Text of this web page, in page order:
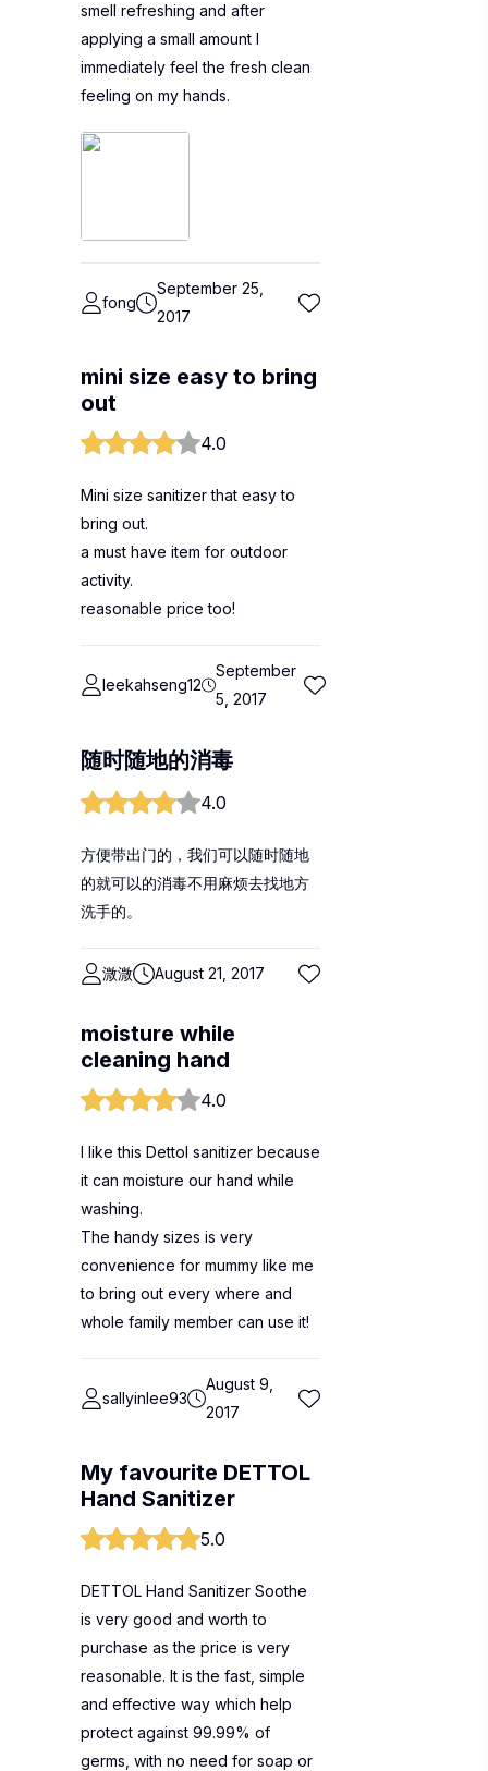
smell refreshing and after
applying a small amount I
immediately feel the fresh clean
feeling on my hands.
fong
September 25,
2017
mini size easy to bring
out
4.0
Mini size sanitizer that easy to
bring out.
a must have item for outdoor
activity.
reasonable price too!
leekahseng12
September
5, 2017
随时随地的消毒
4.0
方便带出门的，我们可以随时随地
的就可以的消毒不用麻烦去找地方
洗手的。
溦溦 August 21, 2017
moisture while
cleaning hand
4.0
I like this Dettol sanitizer because
it can moisture our hand while
washing.
The handy sizes is very
convenience for mummy like me
to bring out every where and
whole family member can use it!
sallyinlee93
August 9,
2017
My favourite DETTOL
Hand Sanitizer
5.0
DETTOL Hand Sanitizer Soothe
is very good and worth to
purchase as the price is very
reasonable. It is the fast, simple
and effective way which help
protect against 99.99% of
germs, with no need for soap or